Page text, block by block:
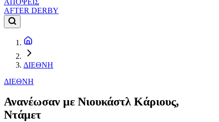
AFTER DERBY
ΔΙΕΘΝΗ
ΔΙΕΘΝΗ
Ανανέωσαν με Νιουκάστλ Κάριους,
Ντάμετ